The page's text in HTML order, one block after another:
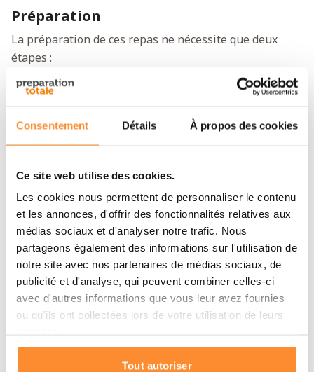
Consentement Détails À propos des cookies
Ce site web utilise des cookies.
Les cookies nous permettent de personnaliser le contenu
et les annonces, d'offrir des fonctionnalités relatives aux
médias sociaux et d'analyser notre trafic. Nous
partageons également des informations sur l'utilisation de
notre site avec nos partenaires de médias sociaux, de
publicité et d'analyse, qui peuvent combiner celles-ci
avec d'autres informations que vous leur avez fournies
ou qu'ils ont collectées lors de votre utilisation de leurs
Tout autoriser
Préparation
La préparation de ces repas ne nécessite que deux
étapes :
Ajoutez de l'eau au repas, mélangez bien et
Attendez quelques minutes et remuez de temps en
temps pour obtenir un résultat délicieux.
Bon appétit !
Conseil :Fonctionne également avec de l'eau froide,
mais le temps de préparation peut être légèrement
plus long.
Contenu
2 sachets de poulet rôti (32 portions)